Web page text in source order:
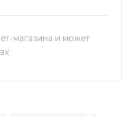
магазина и может